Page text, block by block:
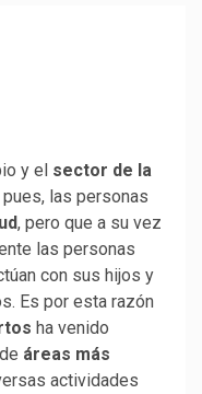
y el sector de la
las personas
, pero que a su vez
las personas
con sus hijos y
Es por esta razón
ha venido
áreas más
actividades